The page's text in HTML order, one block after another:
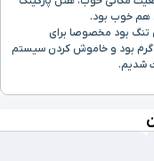
هم خوب بود.
تنگ بود مخصوصا برای
گرم بود و خاموش کردن سیستم
شدیم.